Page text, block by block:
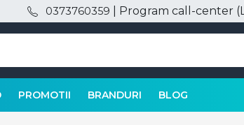
0373760359 | Program call-center
PROMOTII BRANDURI BLOG